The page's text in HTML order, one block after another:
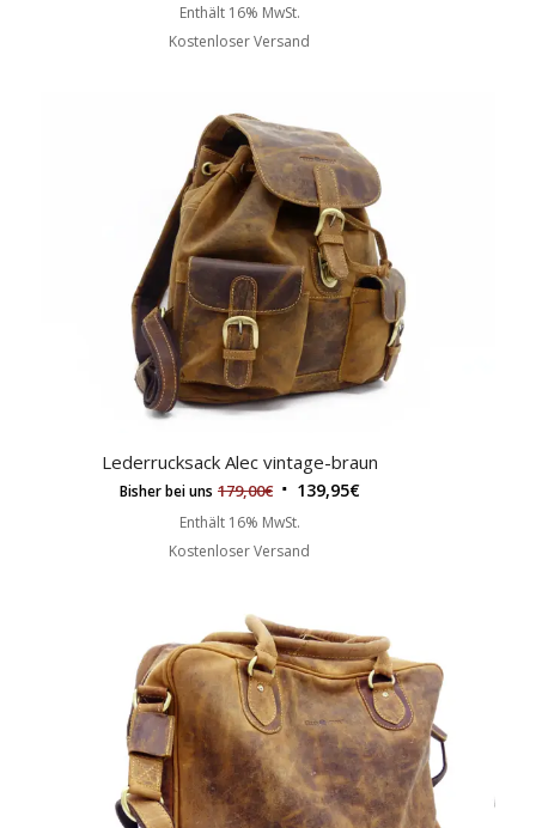
Enthält 16% MwSt.
Kostenloser Versand
Lederrucksack Alec vintage-braun
Bisher bei uns 179,00€ 139,95€
Enthält 16% MwSt.
Kostenloser Versand